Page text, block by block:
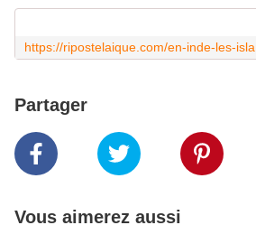
Partager
Vous aimerez aussi